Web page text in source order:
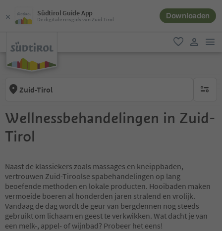
Südtirol Guide App
De digitale reisgids van Zuid-Tirol Downloaden
favoriet
Zuid-Tirol geen
Wellnessbehandelingen in Zuid-
Tirol
Naast de klassiekers zoals massages en kneippbaden,
vertrouwen Zuid-Tiroolse spabehandelingen op lang
beoefende methoden en lokale producten. Hooibaden maken
vermoeide boeren al honderden jaren stralend en vrolijk.
Vandaag de dag wordt de geur van bergdennen nog steeds
gebruikt om lichaam en geest te verkwikken. Wat dacht je van
een melk-, appel- of wijnbad? Probeer het eens!